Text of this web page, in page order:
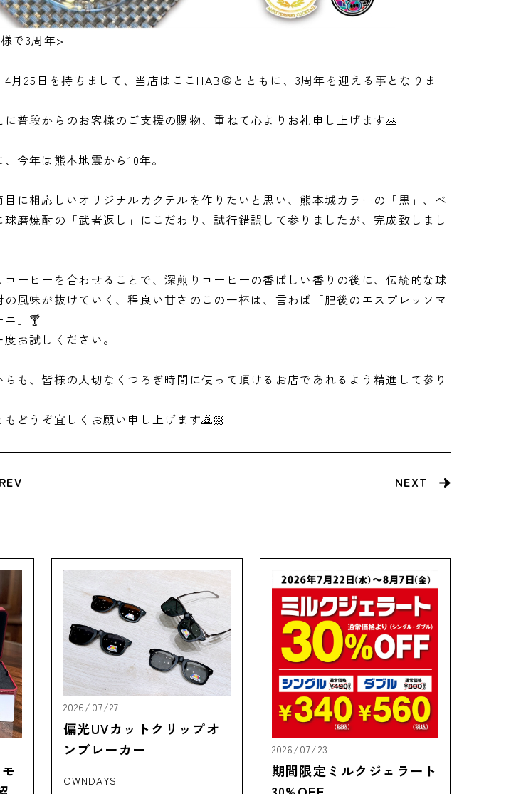
で3周年>
4月25日を持ちまして、当店はここHAB＠とともに、3周年を迎える事となりま
に普段からのお客様のご支援の賜物、重ねて心よりお礼申し上げます🙏
、今年は熊本地震から10年。
目に相応しいオリジナルカクテルを作りたいと思い、熊本城カラーの「黒」、べ
球磨焼酎の「武者返し」にこだわり、試行錯誤して参りましたが、完成致しまし
コーヒーを合わせることで、深煎りコーヒーの香ばしい香りの後に、伝統的な球
の風味が抜けていく、程良い甘さのこの一杯は、言わば「肥後のエスプレッソマ
ニ」🍸
お試しください。
らも、皆様の大切なくつろぎ時間に使って頂けるお店であれるよう精進して参り
もどうぞ宜しくお願い申し上げます🙇🏻
NEXT
2026/07/27
偏光UVカットクリップオ
ンブレーカー
OWNDAYS
2026/07/23
期間限定ミルクジェラート